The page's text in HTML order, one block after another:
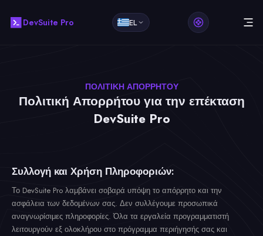
DevSuite Pro EL
ΠΟΛΙΤΙΚΉ ΑΠΟΡΡΉΤΟΥ
Πολιτική Απορρήτου για την επέκταση
DevSuite Pro
Συλλογή και Χρήση Πληροφοριών:
Το DevSuite Pro λαμβάνει σοβαρά υπόψη το απόρρητο και την
ασφάλεια των δεδομένων σας. Δεν συλλέγουμε προσωπικά
αναγνωρίσιμες πληροφορίες. Όλα τα εργαλεία προγραμματιστή
λειτουργούν εξ ολοκλήρου στο πρόγραμμα περιήγησής σας και